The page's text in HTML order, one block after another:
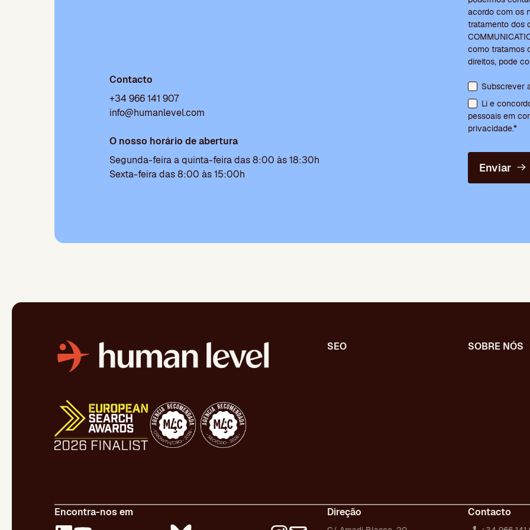
Contacto
+34 966 141 907
info@humanlevel.com
O nosso horário de abertura
Segunda-feira a quinta-feira das 8:00 às 18:30h
Sexta-feira das 8:00 às 15:00h
acordo com os
tratamento dos
como tratamos
direitos, pode
Aceitação de
Subscrever
Li e
pessoais em
privacidade.*
Enviar
SEO SOBRE NÓS
Encontra-nos em Direção Contacto